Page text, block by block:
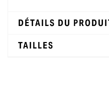
DÉTAILS DU
TAILLES